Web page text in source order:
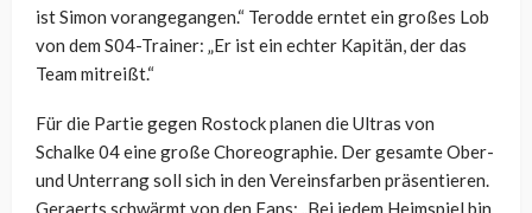
ist Simon vorangegangen.“ Terodde erntet ein großes Lob
von dem S04-Trainer: „Er ist ein echter Kapitän, der das
Team mitreißt.“
Für die Partie gegen Rostock planen die Ultras von
Schalke 04 eine große Choreographie. Der gesamte Ober-
und Unterrang soll sich in den Vereinsfarben präsentieren.
Geraerts schwärmt von den Fans: „Bei jedem Heimspiel bin